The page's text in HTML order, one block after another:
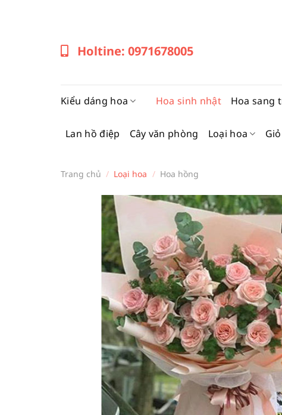
Holtine: 0971678005
Kiểu dáng hoa Hoa sinh nhật Hoa sang
Lan hồ điệp Cây văn phòng Loại hoa
Trang chủ / Loại hoa / Hoa hồng